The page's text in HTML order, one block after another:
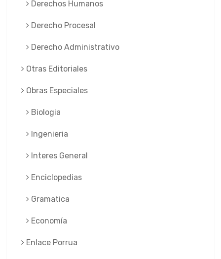
Derechos Humanos
Derecho Procesal
Derecho Administrativo
Otras Editoriales
Obras Especiales
Biologia
Ingenieria
Interes General
Enciclopedias
Gramatica
Economía
Enlace Porrua